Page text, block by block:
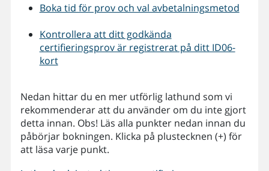
Boka tid för prov och val avbetalningsmetod
Kontrollera att ditt godkända
certifieringsprov är registrerat på ditt ID06-
kort
Nedan hittar du en mer utförlig lathund som vi
rekommenderar att du använder om du inte gjort
detta innan. Obs! Läs alla punkter nedan innan du
påbörjar bokningen. Klicka på plustecknen (+) för
att läsa varje punkt.